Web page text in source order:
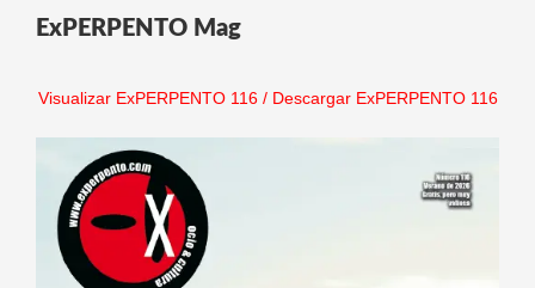
ExPERPENTO Mag
Visualizar ExPERPENTO 116/ Descargar ExPERPENTO 116